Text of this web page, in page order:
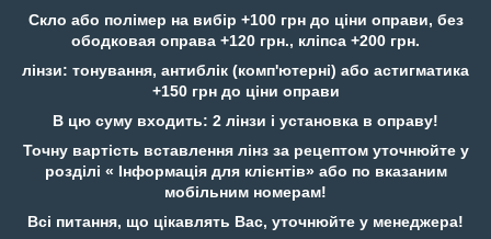
Скло або полімер на вибір +100 грн до ціни оправи, без
ободковая оправа +120 грн., кліпса +200 грн.
лінзи: тонування, антиблік (комп'ютерні) або астигматика
+150 грн до ціни оправи
В цю суму входить: 2 лінзи і установка в оправу!
Точну вартість вставлення лінз за рецептом уточнюйте у
розділі « Інформація для клієнтів» або по вказаним
мобільним номерам!
Всі питання, що цікавлять Вас, уточнюйте у менеджера!